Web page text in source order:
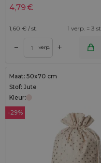
4,79€
1,60 € / st. 1 verp. = 3 st.
– verp. +
Maat: 50x70 cm
Stof: Jute
Kleur:
-29%